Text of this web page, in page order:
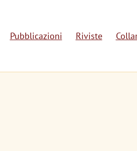
Pubblicazioni Riviste